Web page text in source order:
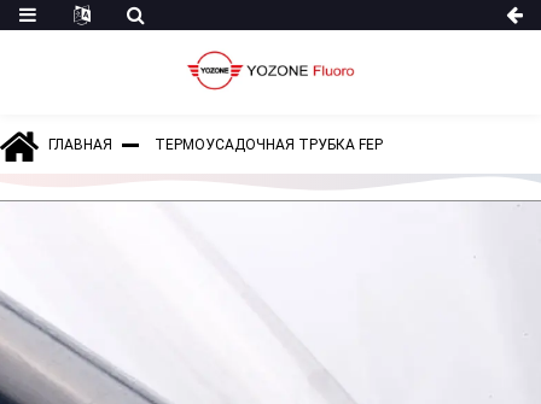
ГЛАВНАЯ ТЕРМОУСАДОЧНАЯ ТРУБКА FEP